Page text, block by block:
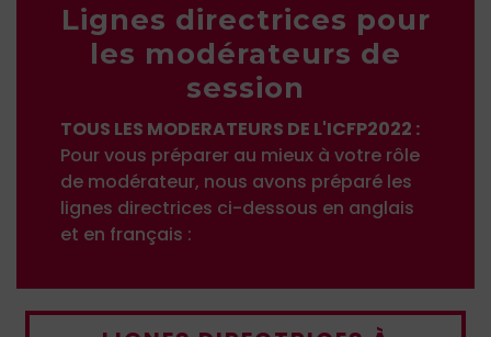
Lignes directrices pour
les modérateurs de
session
TOUS LES MODERATEURS DE L'ICFP2022 :
Pour vous préparer au mieux à votre rôle
de modérateur, nous avons préparé les
lignes directrices ci-dessous en anglais
et en français :